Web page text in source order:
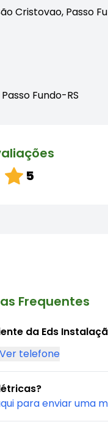
Cristovao, Passo
Passo Fundo-RS
5
Frequentes
da Eds
Ver telefone
para enviar uma